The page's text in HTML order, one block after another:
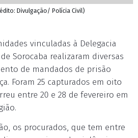
Divulgação/ Polícia Civil)
vinculadas à Delegacia
Sorocaba realizaram diversas
de mandados de prisão
Foram 25 capturados em oito
entre 20 e 28 de fevereiro em
os procurados, que tem entre